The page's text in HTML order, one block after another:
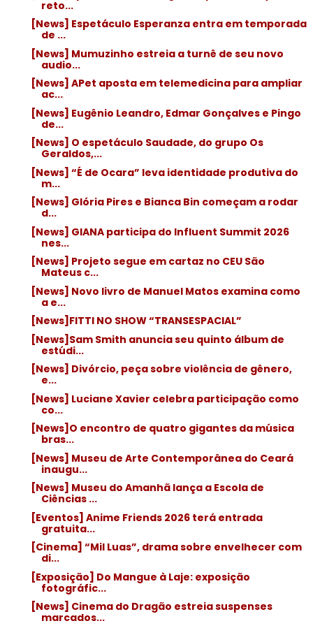
reto...
[News] Espetáculo Esperanza entra em temporada
de ...
[News] Mumuzinho estreia a turnê de seu novo
audio...
[News] APet aposta em telemedicina para ampliar
ac...
[News] Eugênio Leandro, Edmar Gonçalves e Pingo
de...
[News] O espetáculo Saudade, do grupo Os
Geraldos,...
[News] “É de Ocara” leva identidade produtiva do
m...
[News] Glória Pires e Bianca Bin começam a rodar
d...
[News] GIANA participa do Influent Summit 2026
nes...
[News] Projeto segue em cartaz no CEU São
Mateus c...
[News] Novo livro de Manuel Matos examina como
a e...
[News]FITTI NO SHOW “TRANSESPACIAL”
[News]Sam Smith anuncia seu quinto álbum de
estúdi...
[News] Divórcio, peça sobre violência de gênero,
e...
[News] Luciane Xavier celebra participação como
co...
[News]O encontro de quatro gigantes da música
bras...
[News] Museu de Arte Contemporânea do Ceará
inaugu...
[News] Museu do Amanhã lança a Escola de
Ciências ...
[Eventos] Anime Friends 2026 terá entrada
gratuita...
[Cinema] “Mil Luas”, drama sobre envelhecer com
di...
[Exposição] Do Mangue à Laje: exposição
fotográfic...
[News] Cinema do Dragão estreia suspenses
marcados...